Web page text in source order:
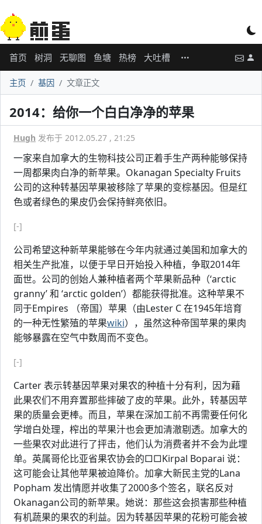
首页 树洞 无聊图 鱼塘 热榜 大吐槽
主页 基因 文章正文
2014：给你一个白白净净的苹果
Hugh 发布于 2012.05.27 , 21:25
一家来自加拿大的生物科技公司正着手生产两种能够保持
一周都果肉白净的新苹果。Okanagan Specialty Fruits
公司的这种转基因苹果被移除了苹果的变棕基因。但是红
色或者绿色的果皮仍会保持鲜亮依旧。
[-]
公司希望这种新苹果能够在今年内就通过美国和加拿大的
相关生产批准，以便于早日开始投入种植，争取2014年
面世。公司的创始人兼种植者两个苹果新品种（‘arctic
granny’ 和 ‘arctic golden’）都能获得批准。这种苹果不
同于Empires （帝国）苹果（由Lester C 在1945年培育
的一种无性繁殖的苹果wiki），虽然这种帝国苹果的果肉
能够暴露在空气中数周而不变色。
[-]
Carter 表示转基因苹果对果农的种植十分有利，因为藉
此果农们不用弃置那些摔破了皮的苹果。此外，转基因苹
果的质量会更棒。而且，苹果在深加工前不再需要任何化
学增白处理，榨出的苹果汁也会更加清澈剔透。加拿大的
一些果农对此进行了抨击，他们认为消费者并不会为此埋
单。英属哥伦比亚省果农协会的□□Kirpal Boparai 说：
这可能会让其他苹果被迫降价。加拿大新民主党的Lana
Popham 发出情愿并收集了2000多个签名，联名反对
Okanagan公司的新苹果。她说：那些这会损害那些种植
有机蔬果的果农的利益。因为转基因苹果的花粉可能会被